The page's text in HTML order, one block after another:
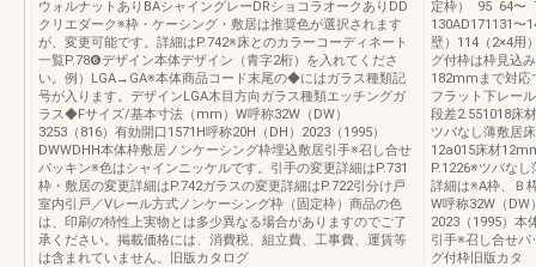
ウォルナットありBAシャイングレーDRショコラオークありDD
クリエダーク※枠・ケーシング・敷居は推奨色が選択されます
が、変更可能です。詳細はP.742※床とのカラーコーディネート
一覧P.78❻デザイン本体デザイン（青字2桁）を入れてくださ
い。例）LGA→GA※本体商品コード末尾の◆にはガラス種類記
号が入ります。デザインLGA木目方向ガラス種類エッチングガ
ラス◆Fサイズ/基本寸法（mm）W呼称32W（DW）
3253（816）有効開口1571H呼称20H（DH）2023（1995）
DWWDHH本体枠敷居ノンケーシング枠埋込敷居引手※召し合せ
パッキン※色はシャインニッケルです。引手の変更詳細はP.731
枠・敷居の変更詳細はP.742ガラスの変更詳細はP.722引分け戸
室内引戸／Vレール方式ノンケーシング枠（固定枠）商品の色
は、印刷の特性上実物とは多少異なる場合がありますのでご了
承ください。掲載価格には、消費税、組立費、工事費、運賃等
は含まれていません。旧版カタログ
定枠） 95 64〜
130AD171131〜
壁）114（2×4用
グ付枠は枠見込
182mmまで対応
フラット下レー
段差2.551018床
ツバなし薄敷居
12a015床材
P.1226※ツバな
詳細は※A枠、Ｂ
W呼称32W（DW
2023（1995）本
引手※召し合せ
グ付枠旧版カタ